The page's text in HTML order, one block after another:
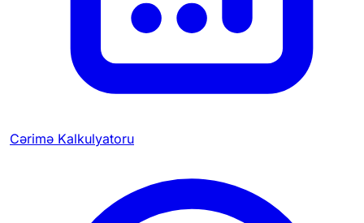
Cərimə Kalkulyatoru